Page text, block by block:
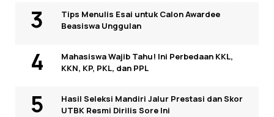
Tips Menulis Esai untuk Calon Awardee
Beasiswa Unggulan
Mahasiswa Wajib Tahu! Ini Perbedaan KKL,
KKN, KP, PKL, dan PPL
Hasil Seleksi Mandiri Jalur Prestasi dan Skor
UTBK Resmi Dirilis Sore Ini